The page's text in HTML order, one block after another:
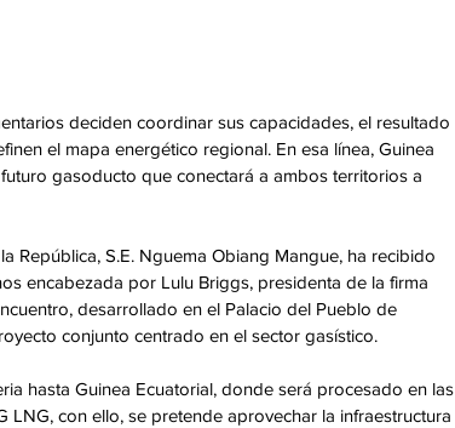
deciden coordinar sus capacidades, el resultado
el mapa energético regional. En esa línea, Guinea
gasoducto que conectará a ambos territorios a
República, S.E. Nguema Obiang Mangue, ha recibido
encabezada por Lulu Briggs, presidenta de la firma
desarrollado en el Palacio del Pueblo de
conjunto centrado en el sector gasístico.
hasta Guinea Ecuatorial, donde será procesado en las
con ello, se pretende aprovechar la infraestructura